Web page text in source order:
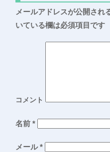
メールアドレスが公開され
いている欄は必須項目です
コメント
名前 *
メール*